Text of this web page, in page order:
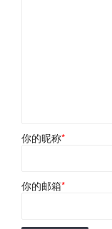
你的昵称*
你的邮箱*